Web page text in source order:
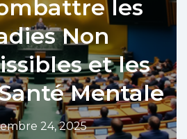
les
Non
et les
Mentale
24, 2025